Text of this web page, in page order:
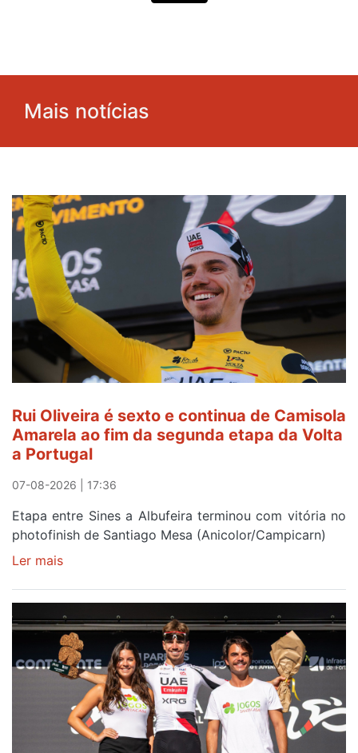
Mais notícias
Rui Oliveira é sexto e continua de Camisola
Amarela ao fim da segunda etapa da Volta
a Portugal
07-08-2026 | 17:36
Etapa entre Sines a Albufeira terminou com vitória no
photofinish de Santiago Mesa (Anicolor/Campicarn)
Ler mais
Oliveira
é
sexto
e
continua
Camisola
Amarela